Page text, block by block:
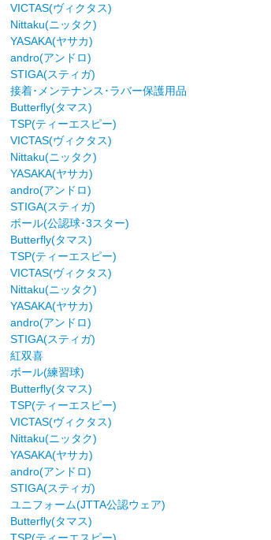
VICTAS(ヴィクタス)
Nittaku(ニッタク)
YASAKA(ヤサカ)
andro(アンドロ)
STIGA(スティガ)
接着･メンテナンス･ラバー保護用品
Butterfly(タマス)
TSP(ティーエスピー)
VICTAS(ヴィクタス)
Nittaku(ニッタク)
YASAKA(ヤサカ)
andro(アンドロ)
STIGA(スティガ)
ボール(公認球･3スター)
Butterfly(タマス)
TSP(ティーエスピー)
VICTAS(ヴィクタス)
Nittaku(ニッタク)
YASAKA(ヤサカ)
andro(アンドロ)
STIGA(スティガ)
紅双喜
ボール(練習球)
Butterfly(タマス)
TSP(ティーエスピー)
VICTAS(ヴィクタス)
Nittaku(ニッタク)
YASAKA(ヤサカ)
andro(アンドロ)
STIGA(スティガ)
ユニフォーム(JTTA公認ウェア)
Butterfly(タマス)